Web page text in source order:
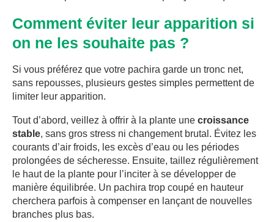
Comment éviter leur apparition si
on ne les souhaite pas ?
Si vous préférez que votre pachira garde un tronc net,
sans repousses, plusieurs gestes simples permettent de
limiter leur apparition.
Tout d’abord, veillez à offrir à la plante une croissance
stable, sans gros stress ni changement brutal. Évitez les
courants d’air froids, les excès d’eau ou les périodes
prolongées de sécheresse. Ensuite, taillez régulièrement
le haut de la plante pour l’inciter à se développer de
manière équilibrée. Un pachira trop coupé en hauteur
cherchera parfois à compenser en lançant de nouvelles
branches plus bas.